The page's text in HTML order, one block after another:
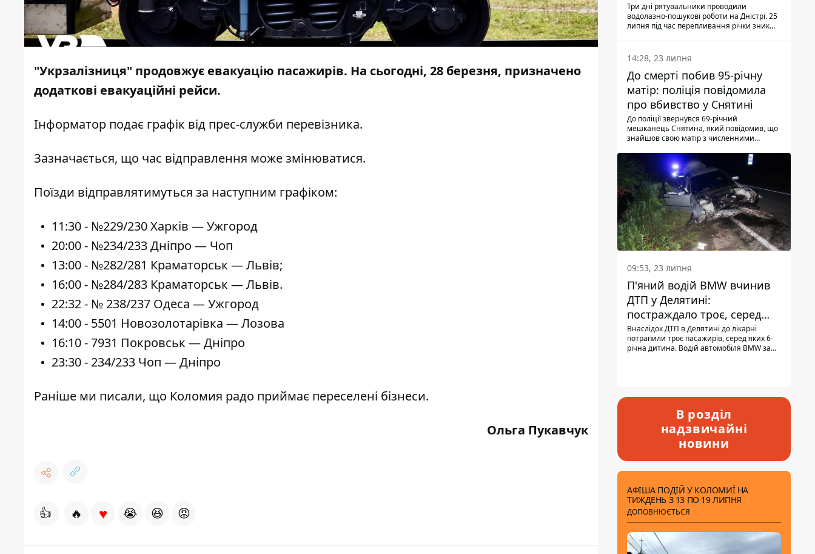
"Укрзалізниця" продовжує евакуацію пасажирів. На сьогодні, 28 березня, призначено
додаткові евакуаційні рейси.
Інформатор подає графік від прес-служби перевізника.
Зазначається, що час відправлення може змінюватися.
Поїзди відправлятимуться за наступним графіком:
11:30 - №229/230 Харків — Ужгород
20:00 - №234/233 Дніпро — Чоп
13:00 - №282/281 Краматорськ — Львів;
16:00 - №284/283 Краматорськ — Львів.
22:32 - № 238/237 Одеса — Ужгород
14:00 - 5501 Новозолотарівка — Лозова
16:10 - 7931 Покровськ — Дніпро
23:30 - 234/233 Чоп — Дніпро
Раніше ми писали, що Коломия радо приймає переселені бізнеси.
Ольга Пукавчук
👍 🔥 ♥ 😭 😆 😡
Три дні рятувальники проводили
водолазно-пошукові роботи на Дністрі. 25
липня під час перепливання річки зник
виявили тіло.
14:28, 23 липня
До смерті побив 95-річну
матір: поліція повідомила
про вбивство у Снятині
До поліції звернувся 69-річний
мешканець Снятина, який повідомив, що
знайшов свою матір з численними
з'ясували правоохоронці, ці травми жінці
наніс її син.
09:53, 23 липня
П'яний водій BMW вчинив
ДТП у Делятині:
постраждало троє, серед
них - дитина
Внаслідок ДТП в Делятині до лікарні
потрапили троє пасажирів, серед яких 6-
річна дитина. Водій автомобіля BMW за
В розділ
надзвичайні
новини
АФІША ПОДІЙ У КОЛОМИЇ НА
ТИЖДЕНЬ З 13 ПО 19 ЛИПНЯ
ДОПОВНЮЄТЬСЯ